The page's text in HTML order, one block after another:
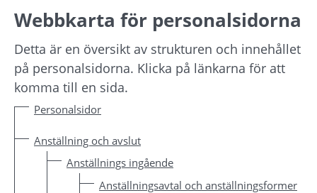
Webbkarta för personalsidorna
Detta är en översikt av strukturen och innehållet
på personalsidorna. Klicka på länkarna för att
komma till en sida.
Personalsidor
Anställning och avslut
Anställnings ingående
Anställningsavtal och anställningsformer